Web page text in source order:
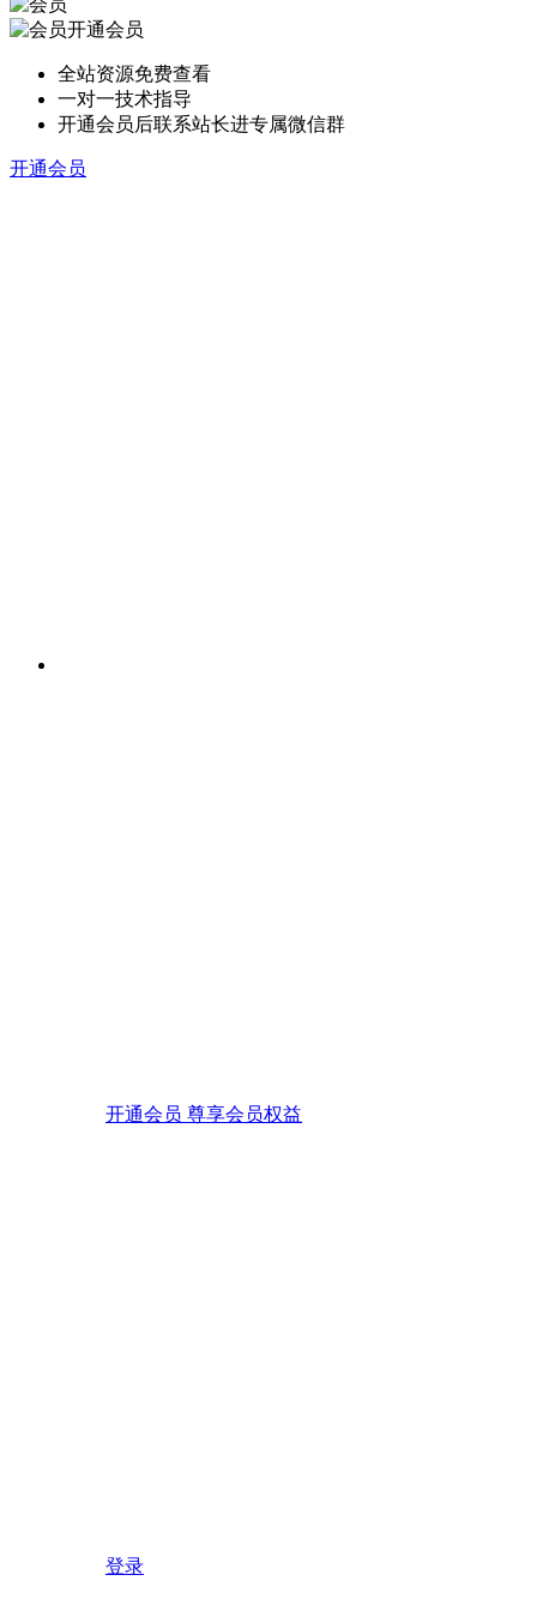
开通会员
全站资源免费查看
一对一技术指导
开通会员后联系站长进专属微信群
开通会员
开通会员 尊享会员权益
登录